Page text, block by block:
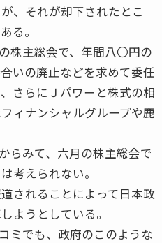
、それが却下されたとこ
る。
株主総会で、年間八〇円の
いの廃止などを求めて委任
さらにＪパワーと株式の相
ィナンシャルグループや鹿
らみて、六月の株主総会で
考えられない。
されることによって日本政
ようとしている。
ミでも、政府のこのような